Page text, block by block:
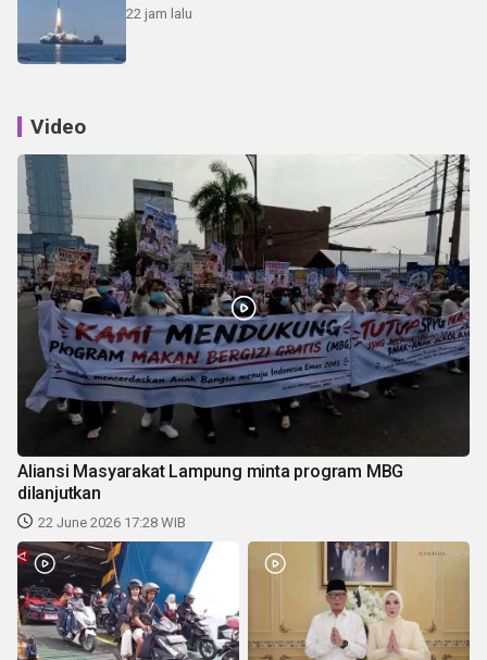
22 jam lalu
Video
Aliansi Masyarakat Lampung minta program MBG
dilanjutkan
22 June 2026 17:28 WIB